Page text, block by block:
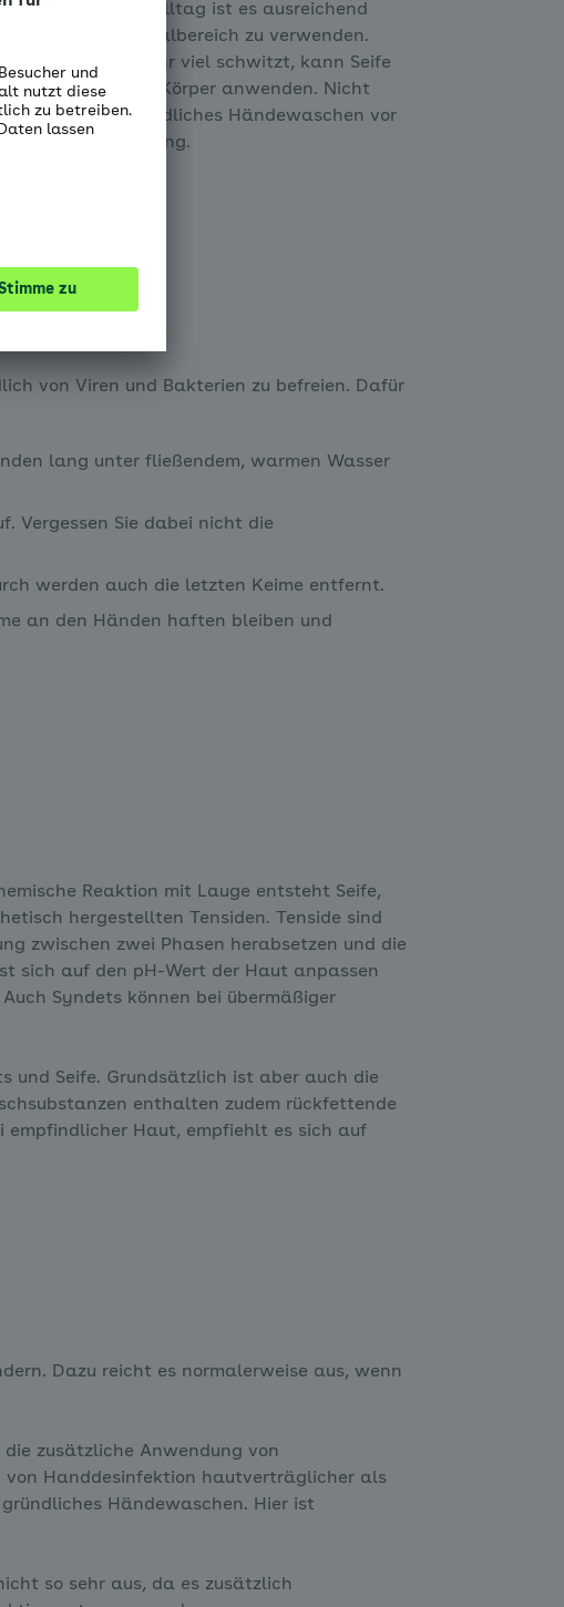
Im normalen Alltag ist es ausreichend
und den Genitalbereich zu verwenden.
beim Sport sehr viel schwitzt, kann Seife
auf dem ganzen Körper anwenden. Nicht
jedoch auf gründliches Händewaschen vor
dem Toilettengang.
von Viren und Bakterien zu befreien. Dafür
lang unter fließendem, warmen Wasser
Vergessen Sie dabei nicht die
werden auch die letzten Keime entfernt.
an den Händen haften bleiben und
Reaktion mit Lauge entsteht Seife,
hergestellten Tensiden. Tenside sind
zwischen zwei Phasen herabsetzen und die
sich auf den pH-Wert der Haut anpassen
Syndets können bei übermäßiger
und Seife. Grundsätzlich ist aber auch die
enthalten zudem rückfettende
empfindlicher Haut, empfiehlt es sich auf
Dazu reicht es normalerweise aus, wenn
zusätzliche Anwendung von
von Handdesinfektion hautverträglicher als
Händewaschen. Hier ist
so sehr aus, da es zusätzlich